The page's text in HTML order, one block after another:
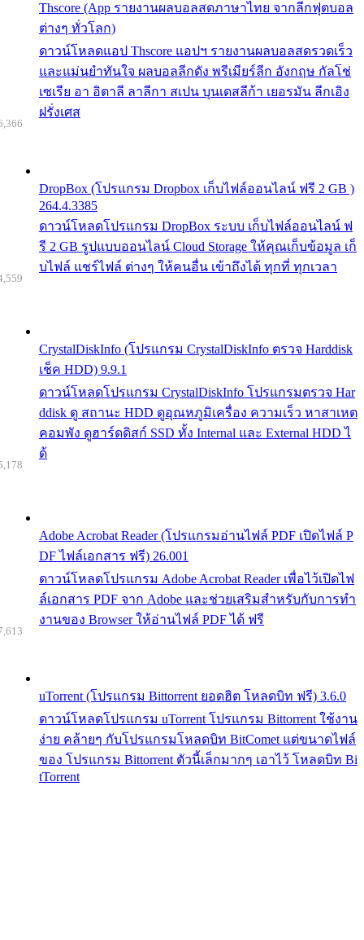
Thscore (App รายงานผลบอลสดภาษาไทย จากลีกฟุตบอล
ต่างๆ ทั่วโลก)
ดาวน์โหลดแอป Thscore แอปฯ รายงานผลบอลสดรวดเร็ว
และแม่นยำทันใจ ผลบอลลีกดัง พรีเมียร์ลีก อังกฤษ กัลโช่
เซเรีย อา อิตาลี ลาลีกา สเปน บุนเดสลีก้า เยอรมัน ลีกเอิง
ฝรั่งเศส
DropBox (โปรแกรม Dropbox เก็บไฟล์ออนไลน์ ฟรี 2 GB )
264.4.3385
ดาวน์โหลดโปรแกรม DropBox ระบบ เก็บไฟล์ออนไลน์ ฟ
รี 2 GB รูปแบบออนไลน์ Cloud Storage ให้คุณเก็บข้อมูล เก็
บไฟล์ แชร์ไฟล์ ต่างๆ ให้คนอื่น เข้าถึงได้ ทุกที่ ทุกเวลา
CrystalDiskInfo (โปรแกรม CrystalDiskInfo ตรวจ Harddisk
เช็ค HDD) 9.9.1
ดาวน์โหลดโปรแกรม CrystalDiskInfo โปรแกรมตรวจ Har
ddisk ดู สถานะ HDD ดูอุณหภูมิเครื่อง ความเร็ว หาสาเหต
คอมพัง ดูฮาร์ดดิสก์ SSD ทั้ง Internal และ External HDD ไ
ด้
Adobe Acrobat Reader (โปรแกรมอ่านไฟล์ PDF เปิดไฟล์ P
DF ไฟล์เอกสาร ฟรี) 26.001
ดาวน์โหลดโปรแกรม Adobe Acrobat Reader เพื่อไว้เปิดไฟ
ล์เอกสาร PDF จาก Adobe และช่วยเสริมสำหรับกับการทำ
งานของ Browser ให้อ่านไฟล์ PDF ได้ ฟรี
uTorrent (โปรแกรม Bittorrent ยอดฮิต โหลดบิท ฟรี) 3.6.0
ดาวน์โหลดโปรแกรม uTorrent โปรแกรม Bittorrent ใช้งาน
ง่าย คล้ายๆ กับโปรแกรมโหลดบิท BitComet แต่ขนาดไฟล์
ของ โปรแกรม Bittorrent ตัวนี้เล็กมากๆ เอาไว้ โหลดบิท Bi
tTorrent